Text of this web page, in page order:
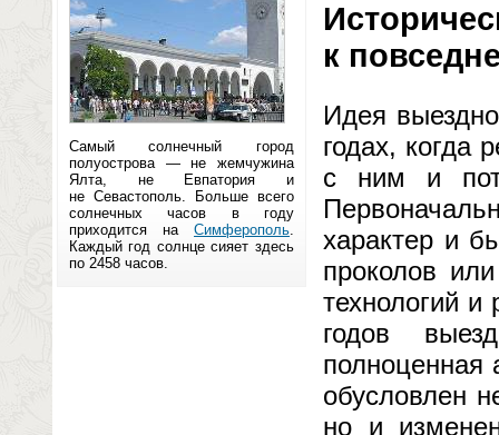
Самый солнечный город
полуострова — не жемчужина
Ялта, не Евпатория и
не Севастополь. Больше всего
солнечных часов в году
приходится на Симферополь.
Каждый год солнце сияет здесь
по 2458 часов.
к
Идея
годах, когда
с ним и
характер и
проколов
технологий и
годов
полноценная
обусловлен
но и